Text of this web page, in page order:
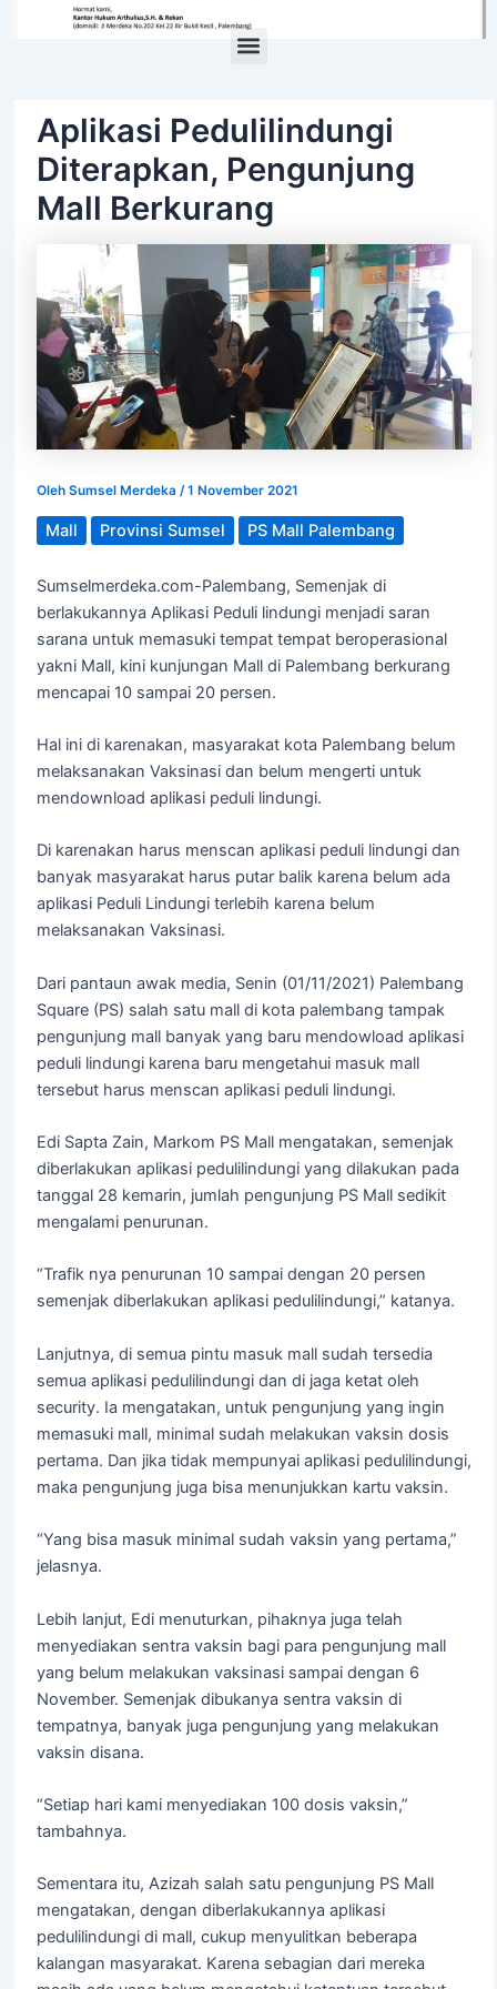
Aplikasi Pedulilindungi
Diterapkan, Pengunjung
Mall Berkurang
Oleh Sumsel Merdeka /1 November 2021
Mall Provinsi Sumsel PS Mall Palembang
Sumselmerdeka.com-Palembang, Semenjak di
berlakukannya Aplikasi Peduli lindungi menjadi saran
sarana untuk memasuki tempat tempat beroperasional
yakni Mall, kini kunjungan Mall di Palembang berkurang
mencapai 10 sampai 20 persen.
Hal ini di karenakan, masyarakat kota Palembang belum
melaksanakan Vaksinasi dan belum mengerti untuk
mendownload aplikasi peduli lindungi.
Di karenakan harus menscan aplikasi peduli lindungi dan
banyak masyarakat harus putar balik karena belum ada
aplikasi Peduli Lindungi terlebih karena belum
melaksanakan Vaksinasi.
Dari pantaun awak media, Senin (01/11/2021) Palembang
Square (PS) salah satu mall di kota palembang tampak
pengunjung mall banyak yang baru mendowload aplikasi
peduli lindungi karena baru mengetahui masuk mall
tersebut harus menscan aplikasi peduli lindungi.
Edi Sapta Zain, Markom PS Mall mengatakan, semenjak
diberlakukan aplikasi pedulilindungi yang dilakukan pada
tanggal 28 kemarin, jumlah pengunjung PS Mall sedikit
mengalami penurunan.
“Trafik nya penurunan 10 sampai dengan 20 persen
semenjak diberlakukan aplikasi pedulilindungi,” katanya.
Lanjutnya, di semua pintu masuk mall sudah tersedia
semua aplikasi pedulilindungi dan di jaga ketat oleh
security. Ia mengatakan, untuk pengunjung yang ingin
memasuki mall, minimal sudah melakukan vaksin dosis
pertama. Dan jika tidak mempunyai aplikasi pedulilindungi,
maka pengunjung juga bisa menunjukkan kartu vaksin.
“Yang bisa masuk minimal sudah vaksin yang pertama,”
jelasnya.
Lebih lanjut, Edi menuturkan, pihaknya juga telah
menyediakan sentra vaksin bagi para pengunjung mall
yang belum melakukan vaksinasi sampai dengan 6
November. Semenjak dibukanya sentra vaksin di
tempatnya, banyak juga pengunjung yang melakukan
vaksin disana.
“Setiap hari kami menyediakan 100 dosis vaksin,”
tambahnya.
Sementara itu, Azizah salah satu pengunjung PS Mall
mengatakan, dengan diberlakukannya aplikasi
pedulilindungi di mall, cukup menyulitkan beberapa
kalangan masyarakat. Karena sebagian dari mereka